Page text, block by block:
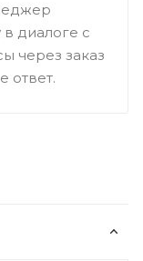
диалоге с
через заказ
ответ.